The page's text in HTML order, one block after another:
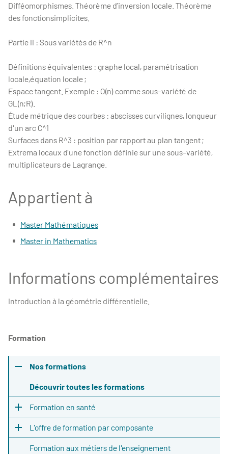
Difféomorphismes. Théorème d’inversion locale. Théorème
des fonctionsimplicites.
Partie II : Sous variétés de R^n
Définitions équivalentes : graphe local, paramétrisation
locale,équation locale ;
Espace tangent. Exemple : O(n) comme sous-variété de
GL(n;R).
Étude métrique des courbes : abscisses curvilignes, longueur
d'un arc C^1
Surfaces dans R^3 : position par rapport au plan tangent ;
Extrema locaux d’une fonction définie sur une sous-variété,
multiplicateurs de Lagrange.
Appartient à
Master Mathématiques
Master in Mathematics
Informations complémentaires
Introduction à la géométrie différentielle.
Formation
Nos formations
Découvrir toutes les formations
Formation en santé
L'offre de formation par composante
Formation aux métiers de l'enseignement